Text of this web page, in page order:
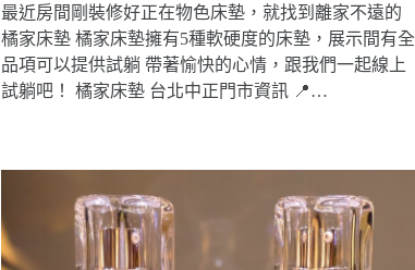
最近房間剛裝修好正在物色床墊，就找到離家不遠的
橘家床墊 橘家床墊擁有5種軟硬度的床墊，展示間有全
品項可以提供試躺 帶著愉快的心情，跟我們一起線上
試躺吧！ 橘家床墊 台北中正門市資訊 📍…